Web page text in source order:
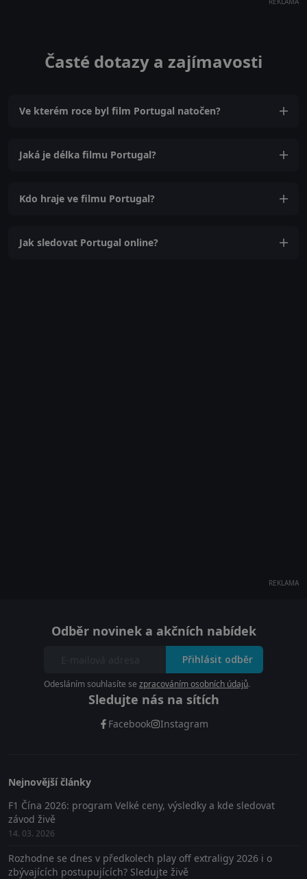
Časté dotazy a zajímavosti
Ve kterém roce byl film Portugal natočen?
Jaká je délka filmu Portugal?
Kdo hraje ve filmu Portugal?
Jak sledovat Portugal online?
REKLAMA
Odběr novinek a akčních nabídek
Přihlásit odběr
Odesláním souhlasíte se zpracováním osobních údajů.
Sledujte nás na sítích
Facebook Instagram
Nejnovější články
F1 Čína 2026: program Velké ceny, výsledky a kde sledovat
závod živě
14. 03. 2026
Rozhodne se dnes v předkolech play off extraligy 2026 i o
zbývajících postupujících? Sledujte živě